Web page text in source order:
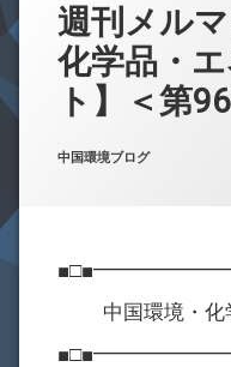
中文
お問合せ
週刊メル
化学品・
ト】＜第
Posted on 2021年6月22日
Updated on 2021年6月22日
byw059105
カテゴリー:
中国環境ブログ
中国環境・化学